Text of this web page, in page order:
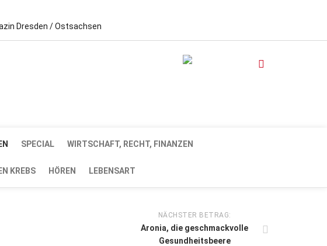
Dresden / Ostsachsen
SPECIAL WIRTSCHAFT, RECHT, FINANZEN
KREBS HÖREN LEBENSART
NÄCHSTER BETRAG:
Aronia, die geschmackvolle
Gesundheitsbeere